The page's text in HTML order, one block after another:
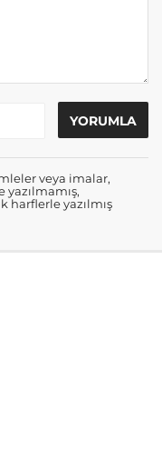
veya imalar,
yazılmamış,
harflerle yazılmış